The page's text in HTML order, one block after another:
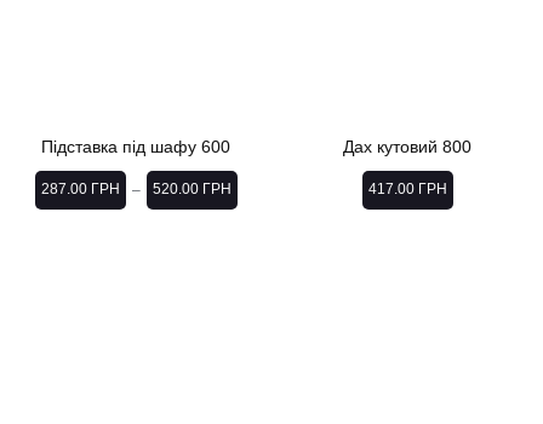
Підставка під шафу 600
287.00 ГРН – 520.00 ГРН
Дах кутовий 800
417.00 ГРН